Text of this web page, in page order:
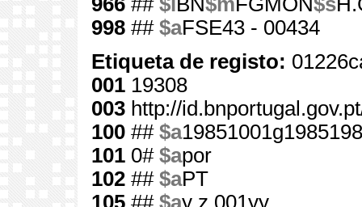
998 ## $aFSE43 - 00434
Etiqueta de registo:
001 19308
003 http://
100 ## $a
101 0# $apor
102 ## $aPT
105 ## $ay z 001yy